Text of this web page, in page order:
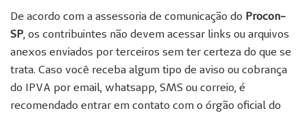
De acordo com a assessoria de comunicação do Procon-
SP, os contribuintes não devem acessar links ou arquivos
anexos enviados por terceiros sem ter certeza do que se
trata. Caso você receba algum tipo de aviso ou cobrança
do IPVA por email, whatsapp, SMS ou correio, é
recomendado entrar em contato com o órgão oficial do